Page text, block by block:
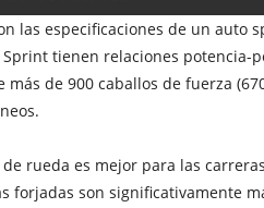
las especificaciones de un auto
Sprint tienen relaciones potencia-
más de 900 caballos de fuerza
de rueda es mejor para las
forjadas son significativamente